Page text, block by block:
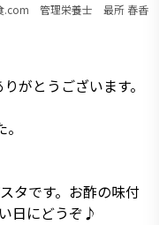
.com 管理栄養士 最所 春香
がとうございます。
タです。お酢の味付
日にどうぞ♪